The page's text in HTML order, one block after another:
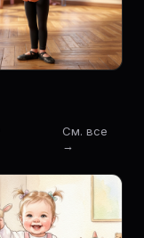
См. все
→